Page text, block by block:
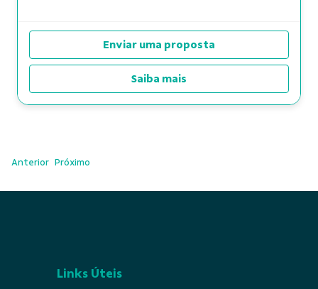
Enviar uma proposta
Saiba mais
Anterior Próximo
Links Úteis